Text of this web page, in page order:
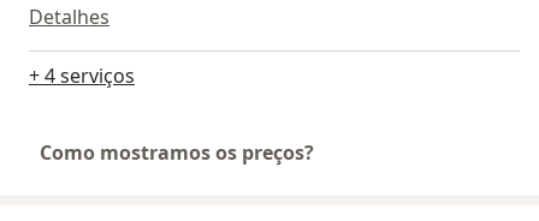
Detalhes
+ 4 serviços
Como mostramos os preços?